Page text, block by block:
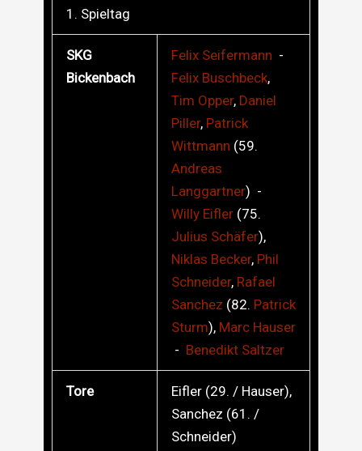
1. Spieltag
SKG
Bickenbach
Felix Seifermann -
Felix Buschbeck,
Tim Opper, Daniel
Piller, Patrick
Wittmann (59.
Andreas
Langgartner) -
Willy Eifler (75.
Julius Schäfer),
Niklas Becker, Phil
Schneider, Rafael
Sanchez (82. Patrick
Sturm), Marc Hauser
- Benedikt Saltzer
Tore
Eifler (29. / Hauser),
Sanchez (61. /
Schneider)